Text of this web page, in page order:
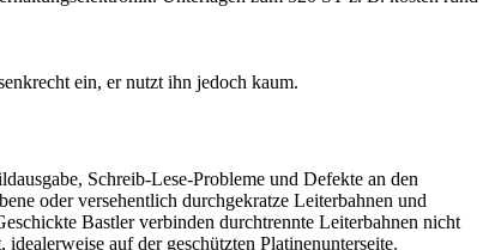
ein, er nutzt ihn jedoch kaum.
Schreib-Lese-Probleme und Defekte an den
oder versehentlich durchgekratze Leiterbahnen und
Bastler verbinden durchtrennte Leiterbahnen nicht
auf der geschützten Platinenunterseite.